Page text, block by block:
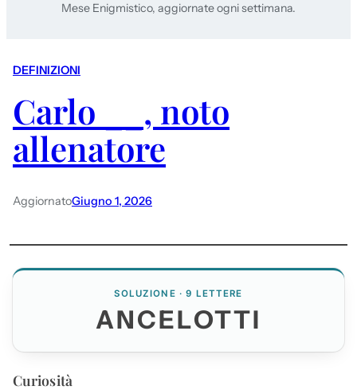
Mese Enigmistico, aggiornate ogni settimana.
DEFINIZIONI
Carlo __, noto
allenatore
AggiornatoGiugno 1, 2026
SOLUZIONE · 9 LETTERE
ANCELOTTI
Curiosità